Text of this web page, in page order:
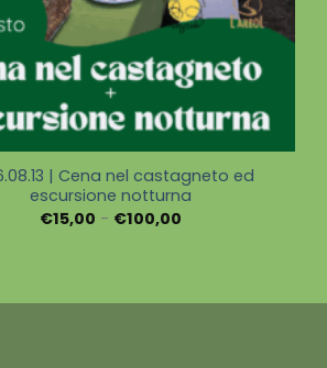
| Cena nel castagneto ed
escursione notturna
€15,00 - €100,00